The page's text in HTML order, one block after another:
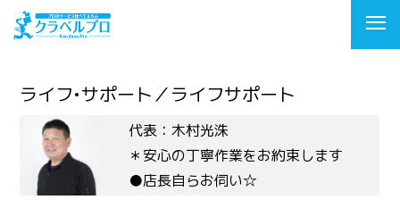
ライフ•サポート／ライフサポート
代表：木村光洙
＊安心の丁寧作業をお約束します
●店長自らお伺い☆